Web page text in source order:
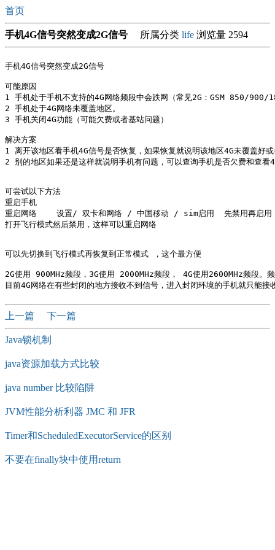
首页
手机4G信号突然变成2G信号 所属分类 life 浏览量 2594
手机4G信号突然变成2G信号
可能原因
1 手机处于手机不支持的4G网络频段中会跌网（常见2G：GSM 850/
2 手机处于4G网络未覆盖地区。
3 手机关闭4G功能（可能欠费或者基站问题）
解决方案
1 离开该地区看手机4G信号是否恢复，如果恢复就说明该地区4G未覆盖好
2 别的地区如果还是这样就说明手机有问题，可以查询手机是否欠费和查
可尝试以下方法
重启手机
重启网络    设置/ 双卡和网络 / 中国移动 / sim启用  先禁用再启
打开飞行模式然后禁用，这样可以重启网络
可以先切换到飞行模式再恢复到正常模式 ，这个最方便
2G使用 900MHz频段，3G使用 2000MHz频段， 4G使用2600MHz频段。
上一篇 下一篇
Java锁机制
java资源加载方式比较
java number 比较陷阱
JVM性能分析利器 JMC 和 JFR
Timer和ScheduledExecutorService的区别
不要在finally块中使用return